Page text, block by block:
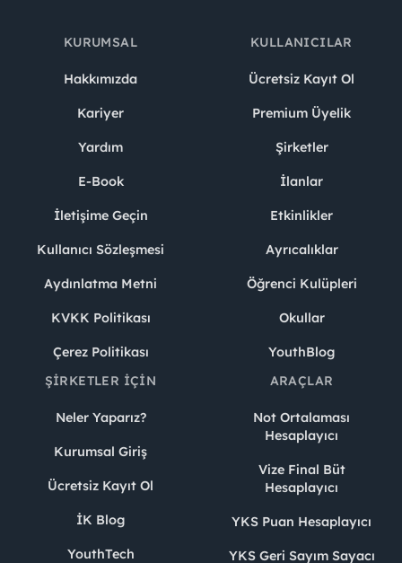
KURUMSAL
Hakkımızda
Kariyer
Yardım
E-Book
İletişime Geçin
Kullanıcı Sözleşmesi
Aydınlatma Metni
KVKK Politikası
Çerez Politikası
KULLANICILAR
Ücretsiz Kayıt Ol
Premium Üyelik
Şirketler
İlanlar
Etkinlikler
Ayrıcalıklar
Öğrenci Kulüpleri
Okullar
YouthBlog
ŞIRKETLER İÇIN
Neler Yaparız?
Kurumsal Giriş
Ücretsiz Kayıt Ol
İK Blog
YouthTech
ARAÇLAR
Not Ortalaması
Hesaplayıcı
Vize Final Büt
Hesaplayıcı
YKS Puan Hesaplayıcı
YKS Geri Sayım Sayacı